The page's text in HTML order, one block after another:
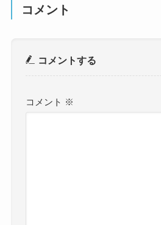
コメント
コメントする
コメント ※